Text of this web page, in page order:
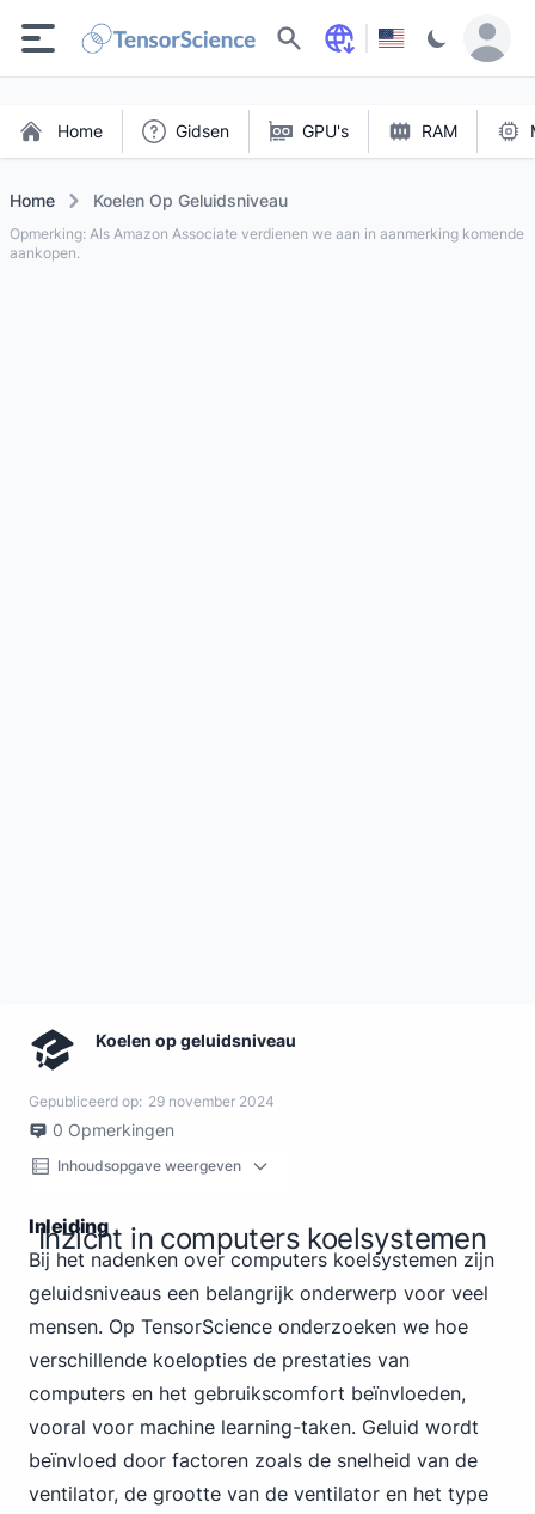
Zoeken
Home Gidsen GPU's RAM
Home Koelen Op Geluidsniveau
Opmerking: Als Amazon Associate verdienen we aan in aanmerking komende
aankopen.
Koelen op geluidsniveau
Gepubliceerd op: 29 november 2024
0 Opmerkingen
Inhoudsopgave weergeven
Inleiding
Inzicht in computers koelsystemen
Bij het nadenken over computers koelsystemen zijn
geluidsniveaus een belangrijk onderwerp voor veel
mensen. Op TensorScience onderzoeken we hoe
verschillende koelopties de prestaties van
computers en het gebruikscomfort beïnvloeden,
vooral voor machine learning-taken. Geluid wordt
beïnvloed door factoren zoals de snelheid van de
ventilator, de grootte van de ventilator en het type